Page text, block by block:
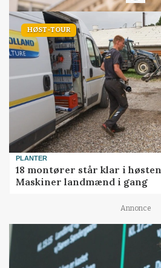
HØST-TOUR
PLANTER
18 montører står klar i
Maskiner landmænd i gang
Annonce